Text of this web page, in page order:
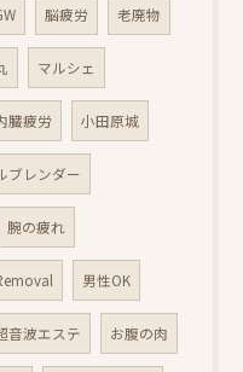
脳疲労 老廃物
マルシェ
臓疲労 小田原城
ブレンダー
腕の疲れ
男性OK
音波エステ お腹の肉